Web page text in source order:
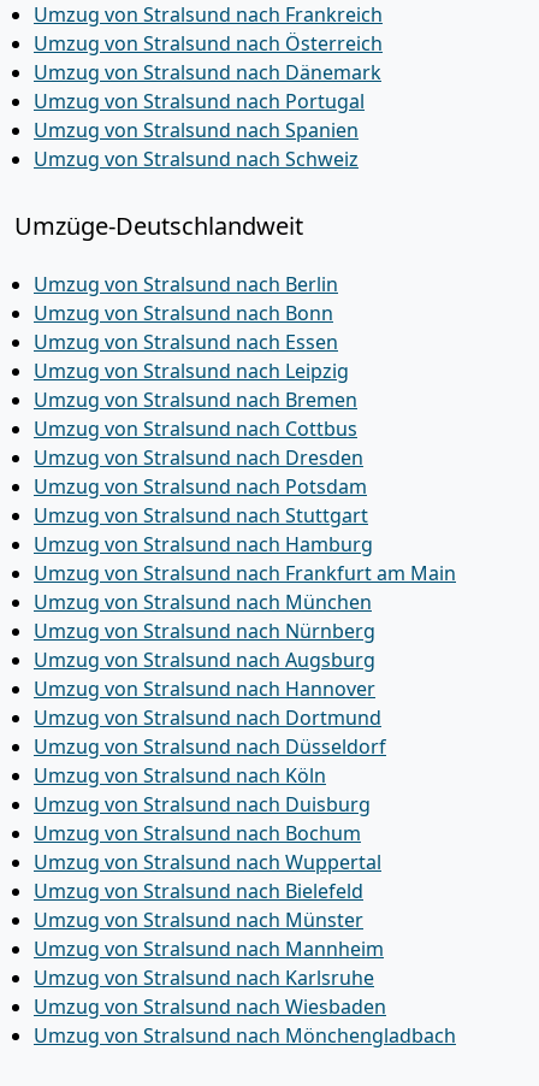
Umzug von Stralsund nach Frankreich
Umzug von Stralsund nach Österreich
Umzug von Stralsund nach Dänemark
Umzug von Stralsund nach Portugal
Umzug von Stralsund nach Spanien
Umzug von Stralsund nach Schweiz
Umzüge-Deutschlandweit
Umzug von Stralsund nach Berlin
Umzug von Stralsund nach Bonn
Umzug von Stralsund nach Essen
Umzug von Stralsund nach Leipzig
Umzug von Stralsund nach Bremen
Umzug von Stralsund nach Cottbus
Umzug von Stralsund nach Dresden
Umzug von Stralsund nach Potsdam
Umzug von Stralsund nach Stuttgart
Umzug von Stralsund nach Hamburg
Umzug von Stralsund nach Frankfurt am Main
Umzug von Stralsund nach München
Umzug von Stralsund nach Nürnberg
Umzug von Stralsund nach Augsburg
Umzug von Stralsund nach Hannover
Umzug von Stralsund nach Dortmund
Umzug von Stralsund nach Düsseldorf
Umzug von Stralsund nach Köln
Umzug von Stralsund nach Duisburg
Umzug von Stralsund nach Bochum
Umzug von Stralsund nach Wuppertal
Umzug von Stralsund nach Bielefeld
Umzug von Stralsund nach Münster
Umzug von Stralsund nach Mannheim
Umzug von Stralsund nach Karlsruhe
Umzug von Stralsund nach Wiesbaden
Umzug von Stralsund nach Mönchen­gladbach